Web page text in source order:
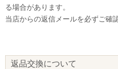
る場合があります。
当店からの返信メールを必ずご確
返品交換について